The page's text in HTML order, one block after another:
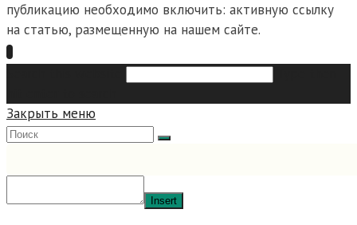
публикацию необходимо включить: активную ссылку
на статью, размещенную на нашем сайте.
Закрыть меню
Insert